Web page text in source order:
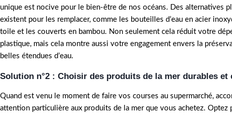
unique est nocive pour le bien-être de nos océans. Des alternatives
existent pour les remplacer, comme les bouteilles d’eau en acier
toile et les couverts en bambou. Non seulement cela réduit votre
plastique, mais cela montre aussi votre engagement envers la
belles étendues d’eau.
Solution n°2 : Choisir des produits de la mer durables et
Quand est venu le moment de faire vos courses au supermarché,
attention particulière aux produits de la mer que vous achetez. Optez